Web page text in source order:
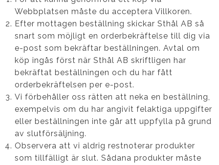
Webbplatsen måste du acceptera Villkoren.
Efter mottagen beställning skickar Sthål AB så
snart som möjligt en orderbekräftelse till dig via
e-post som bekräftar beställningen. Avtal om
köp ingås först när Sthål AB skriftligen har
bekräftat beställningen och du har fått
orderbekräftelsen per e-post.
Vi förbehåller oss rätten att neka en beställning,
exempelvis om du har angivit felaktiga uppgifter
eller beställningen inte går att uppfylla på grund
av slutförsäljning.
Observera att vi aldrig restnoterar produkter
som tillfälligt är slut. Sådana produkter måste